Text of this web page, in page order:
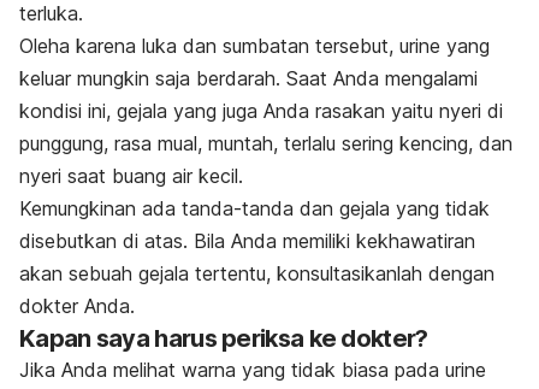
terluka.
Oleha karena luka dan sumbatan tersebut, urine yang
keluar mungkin saja berdarah. Saat Anda mengalami
kondisi ini, gejala yang juga Anda rasakan yaitu nyeri di
punggung, rasa mual, muntah, terlalu sering kencing, dan
nyeri saat buang air kecil.
Kemungkinan ada tanda-tanda dan gejala yang tidak
disebutkan di atas. Bila Anda memiliki kekhawatiran
akan sebuah gejala tertentu, konsultasikanlah dengan
dokter Anda.
Kapan saya harus periksa ke dokter?
Jika Anda melihat warna yang tidak biasa pada urine